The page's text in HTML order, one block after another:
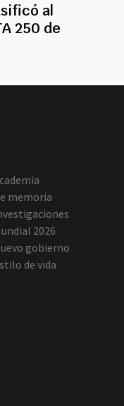
al
250 de
memoria
2026
gobierno
de vida